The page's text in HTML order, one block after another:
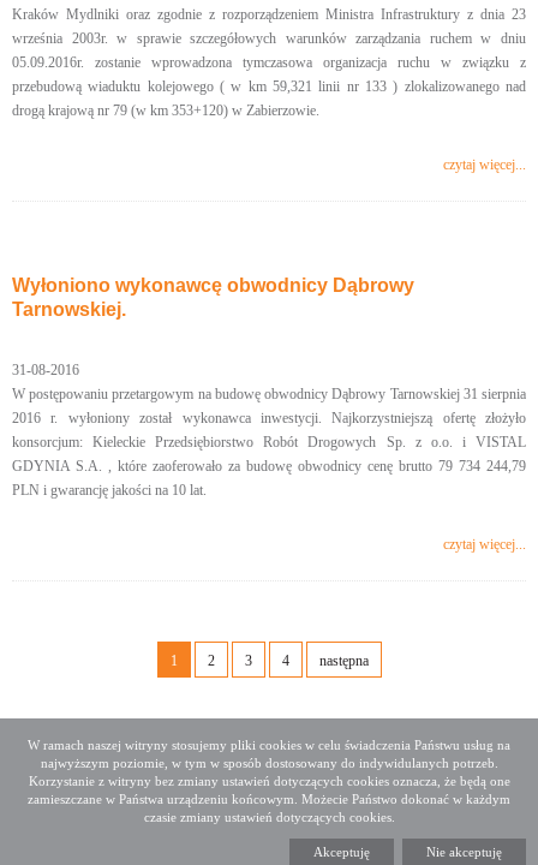
W ramach naszej witryny stosujemy pliki cookies w celu świadczenia Państwu usług na
najwyższym poziomie, w tym w sposób dostosowany do indywidulanych potrzeb.
Korzystanie z witryny bez zmiany ustawień dotyczących cookies oznacza, że będą one
zamieszczane w Państwa urządzeniu końcowym. Możecie Państwo dokonać w każdym
czasie zmiany ustawień dotyczących cookies.
Akceptuję Nie akceptuję
Kraków Mydlniki oraz zgodnie z rozporządzeniem Ministra Infrastruktury z dnia 23
września 2003r. w sprawie szczegółowych warunków zarządzania ruchem w dniu
05.09.2016r. zostanie wprowadzona tymczasowa organizacja ruchu w związku z
przebudową wiaduktu kolejowego ( w km 59,321 linii nr 133 ) zlokalizowanego nad
drogą krajową nr 79 (w km 353+120) w Zabierzowie.
czytaj więcej...
Wyłoniono wykonawcę obwodnicy Dąbrowy
Tarnowskiej.
31-08-2016
W postępowaniu przetargowym na budowę obwodnicy Dąbrowy Tarnowskiej 31 sierpnia
2016 r. wyłoniony został wykonawca inwestycji. Najkorzystniejszą ofertę złożyło
konsorcjum: Kieleckie Przedsiębiorstwo Robót Drogowych Sp. z o.o. i VISTAL
GDYNIA S.A. , które zaoferowało za budowę obwodnicy cenę brutto 79 734 244,79
PLN i gwarancję jakości na 10 lat.
czytaj więcej...
1 2 3 4 następna
Deklaracja dostępności
Mapa serwisu
Media społecznościowe
Twitter Facebook Linkedin
Copyright 2015 GDDKiA
ul. Wronia 53, 00-874 Warszawa, Tel +48 22 375 88 88